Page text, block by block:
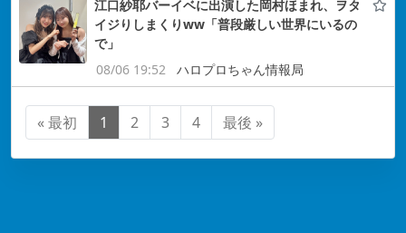
江口紗耶バーイベに出演した岡村ほまれ、ヲタ
イジりしまくりww「普段厳しい世界にいるの
で」
08/06 19:52
ハロプロちゃん情報局
« 最初 1 2 3 4 最後 »